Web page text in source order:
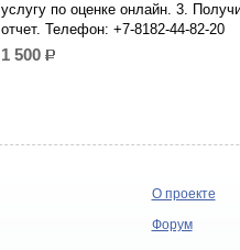
услугу по оценке онлайн. 3.
отчет. Телефон: +7-8182-44-82-20
1 500 р.
О проекте
Форум